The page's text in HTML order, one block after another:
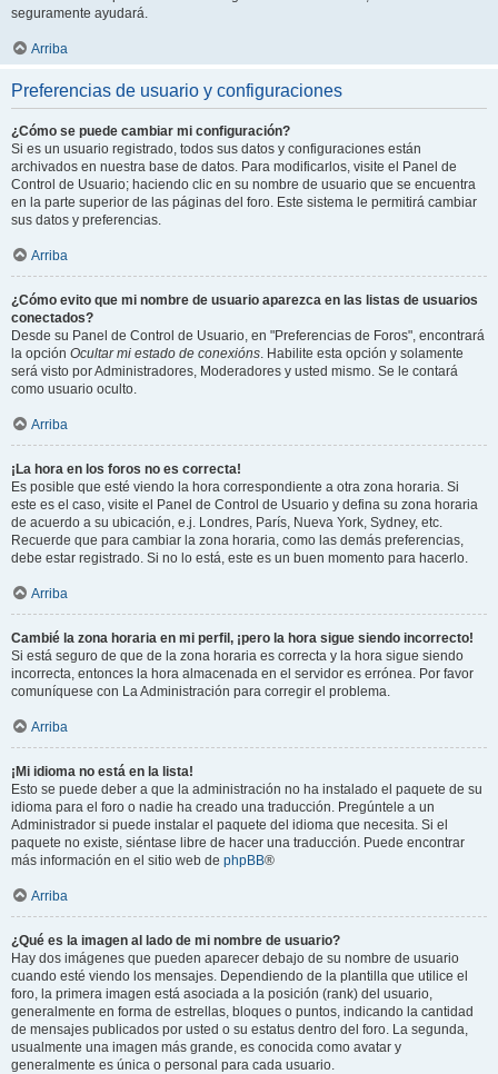
seguramente ayudará.
Arriba
Preferencias de usuario y configuraciones
¿Cómo se puede cambiar mi configuración?
Si es un usuario registrado, todos sus datos y configuraciones están
archivados en nuestra base de datos. Para modificarlos, visite el Panel de
Control de Usuario; haciendo clic en su nombre de usuario que se encuentra
en la parte superior de las páginas del foro. Este sistema le permitirá cambiar
sus datos y preferencias.
Arriba
¿Cómo evito que mi nombre de usuario aparezca en las listas de usuarios
conectados?
Desde su Panel de Control de Usuario, en "Preferencias de Foros", encontrará
la opción Ocultar mi estado de conexións. Habilite esta opción y solamente
será visto por Administradores, Moderadores y usted mismo. Se le contará
como usuario oculto.
Arriba
¡La hora en los foros no es correcta!
Es posible que esté viendo la hora correspondiente a otra zona horaria. Si
este es el caso, visite el Panel de Control de Usuario y defina su zona horaria
de acuerdo a su ubicación, e.j. Londres, París, Nueva York, Sydney, etc.
Recuerde que para cambiar la zona horaria, como las demás preferencias,
debe estar registrado. Si no lo está, este es un buen momento para hacerlo.
Arriba
Cambié la zona horaria en mi perfil, ¡pero la hora sigue siendo incorrecto!
Si está seguro de que de la zona horaria es correcta y la hora sigue siendo
incorrecta, entonces la hora almacenada en el servidor es errónea. Por favor
comuníquese con La Administración para corregir el problema.
Arriba
¡Mi idioma no está en la lista!
Esto se puede deber a que la administración no ha instalado el paquete de su
idioma para el foro o nadie ha creado una traducción. Pregúntele a un
Administrador si puede instalar el paquete del idioma que necesita. Si el
paquete no existe, siéntase libre de hacer una traducción. Puede encontrar
más información en el sitio web de phpBB®
Arriba
¿Qué es la imagen al lado de mi nombre de usuario?
Hay dos imágenes que pueden aparecer debajo de su nombre de usuario
cuando esté viendo los mensajes. Dependiendo de la plantilla que utilice el
foro, la primera imagen está asociada a la posición (rank) del usuario,
generalmente en forma de estrellas, bloques o puntos, indicando la cantidad
de mensajes publicados por usted o su estatus dentro del foro. La segunda,
usualmente una imagen más grande, es conocida como avatar y
generalmente es única o personal para cada usuario.